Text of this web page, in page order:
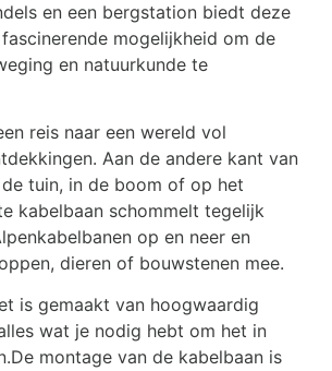
en een bergstation biedt deze
mogelijkheid om de
en natuurkunde te
reis naar een wereld vol
Aan de andere kant van
tuin, in de boom of op het
kabelbaan schommelt tegelijk
op en neer en
dieren of bouwstenen mee.
is gemaakt van hoogwaardig
wat je nodig hebt om het in
montage van de kabelbaan is